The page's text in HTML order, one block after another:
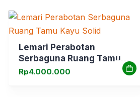
Lemari Perabotan
Serbaguna Ruang Tamu
Kayu Solid
Rp4.000.000